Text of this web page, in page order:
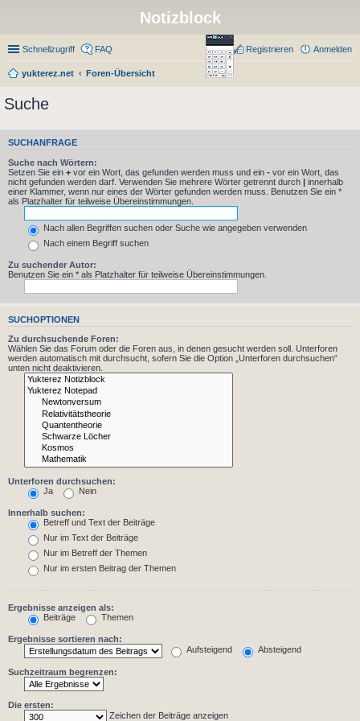
Notizblock
Schnellzugriff FAQ Anmelden
Registrieren
yukterez.net Foren-Übersicht
Suche
SUCHANFRAGE
Suche nach Wörtern:
Setzen Sie ein + vor ein Wort, das gefunden werden muss und ein - vor ein Wort, das
nicht gefunden werden darf. Verwenden Sie mehrere Wörter getrennt durch | innerhalb
einer Klammer, wenn nur eines der Wörter gefunden werden muss. Benutzen Sie ein *
als Platzhalter für teilweise Übereinstimmungen.
Nach allen Begriffen suchen oder Suche wie angegeben verwenden
Nach einem Begriff suchen
Zu suchender Autor:
Benutzen Sie ein * als Platzhalter für teilweise Übereinstimmungen.
SUCHOPTIONEN
Zu durchsuchende Foren:
Wählen Sie das Forum oder die Foren aus, in denen gesucht werden soll. Unterforen
werden automatisch mit durchsucht, sofern Sie die Option „Unterforen durchsuchen“
unten nicht deaktivieren.
Unterforen durchsuchen:
Ja
Nein
Innerhalb suchen:
Betreff und Text der Beiträge
Nur im Text der Beiträge
Nur im Betreff der Themen
Nur im ersten Beitrag der Themen
Ergebnisse anzeigen als:
Beiträge
Themen
Ergebnisse sortieren nach:
Aufsteigend
Absteigend
Suchzeitraum begrenzen:
Die ersten:
Zeichen der Beiträge anzeigen